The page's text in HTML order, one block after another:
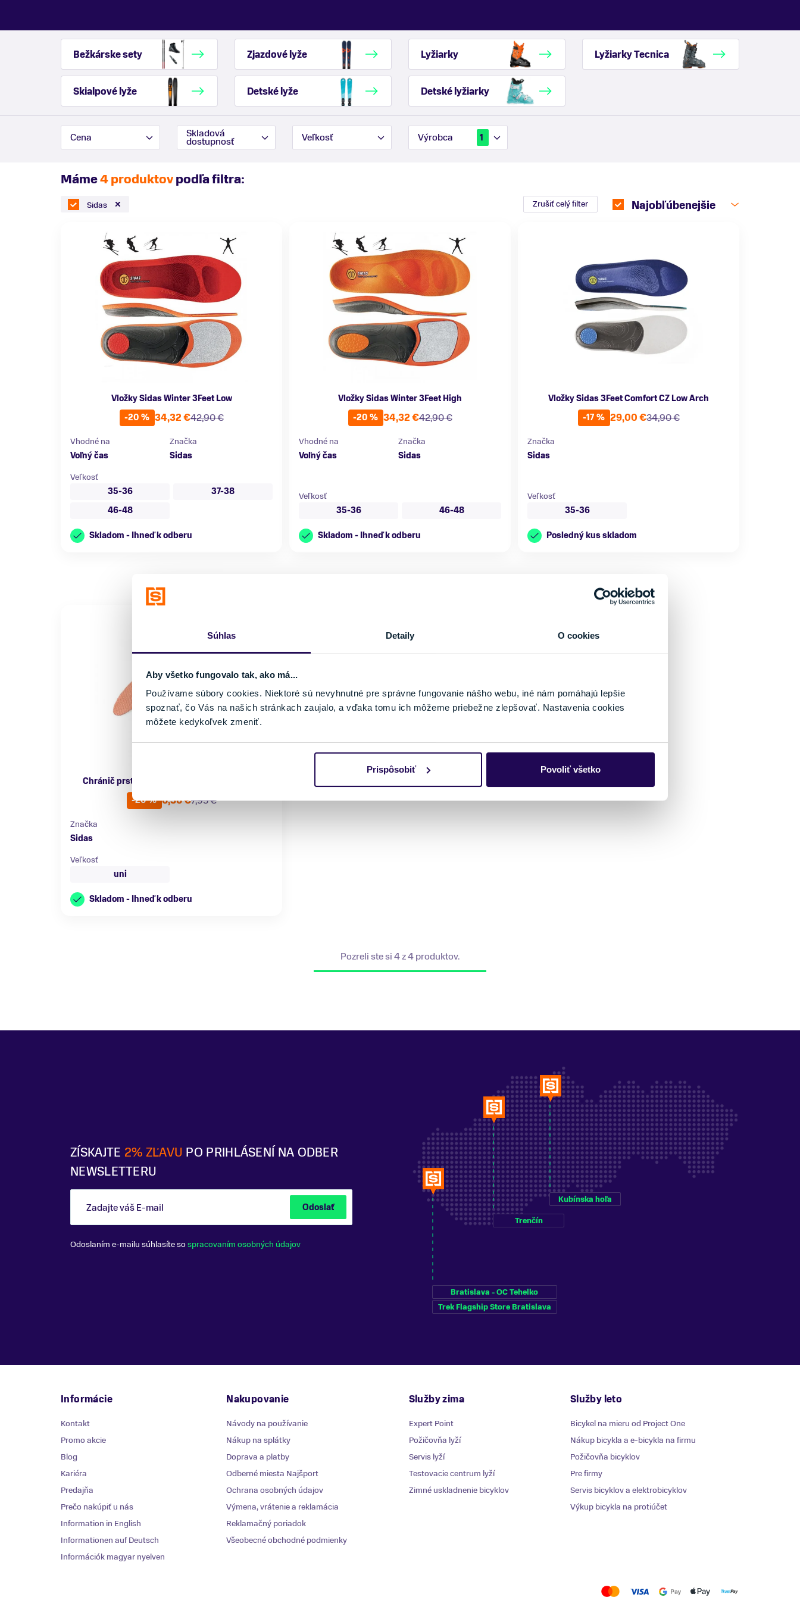
Súhlas Detaily O cookies
Aby všetko fungovalo tak, ako má...
Používame súbory cookies. Niektoré sú nevyhnutné pre správne fungovanie nášho webu, iné nám pomáhajú lepšie
spoznať, čo Vás na našich stránkach zaujalo, a vďaka tomu ich môžeme priebežne zlepšovať. Nastavenia cookies
môžete kedykoľvek zmeniť.
Prispôsobiť Povoliť všetko
Bežkárske sety Zjazdové lyže Lyžiarky Lyžiarky Tecnica
Skialpové lyže Detské lyže Detské lyžiarky
Cena Skladová
dostupnosť Veľkosť Výrobca 1
Máme4 produktovpodľa filtra:
Sidas Zrušiť celý filter Najobľúbenejšie
Vložky Sidas Winter 3Feet Low
-20 %
42,90 €
34,32 €
Vhodné na
Voľný čas
Značka
Sidas
Veľkosť
35-36
37-38
46-48
Skladom - Ihneď k odberu
Vložky Sidas Winter 3Feet High
-20 %
42,90 €
34,32 €
Vhodné na
Voľný čas
Značka
Sidas
Veľkosť
35-36
46-48
Skladom - Ihneď k odberu
Vložky Sidas 3Feet Comfort CZ Low Arch
-17 %
34,90 €
29,00 €
Značka
Sidas
Veľkosť
35-36
Posledný kus skladom
Chránič prstov Sidas Toe Protector V2 (5 ks)
-20 %
7,95 €
6,36 €
Značka
Sidas
Veľkosť
uni
Skladom - Ihneď k odberu
Pozreli ste si 4 z 4 produktov.
ZÍSKAJTE 2% ZĽAVU PO PRIHLÁSENÍ NA ODBER
NEWSLETTERU
Zadajte váš E-mail Odoslať
Odoslaním e-mailu súhlasíte sospracovaním osobných údajov
Bratislava - OC Tehelko
Trek Flagship Store Bratislava
Trenčín
Kubínska hoľa
Informácie
Kontakt
Promo akcie
Blog
Kariéra
Predajňa
Prečo nakúpiť u nás
Information in English
Informationen auf Deutsch
Információk magyar nyelven
Nakupovanie
Návody na používanie
Nákup na splátky
Doprava a platby
Odberné miesta Najšport
Ochrana osobných údajov
Výmena, vrátenie a reklamácia
Reklamačný poriadok
Všeobecné obchodné podmienky
Služby zima
Expert Point
Požičovňa lyží
Servis lyží
Testovacie centrum lyží
Zimné uskladnenie bicyklov
Služby leto
Bicykel na mieru od Project One
Nákup bicykla a e-bicykla na firmu
Požičovňa bicyklov
Pre firmy
Servis bicyklov a elektrobicyklov
Výkup bicykla na protiúčet